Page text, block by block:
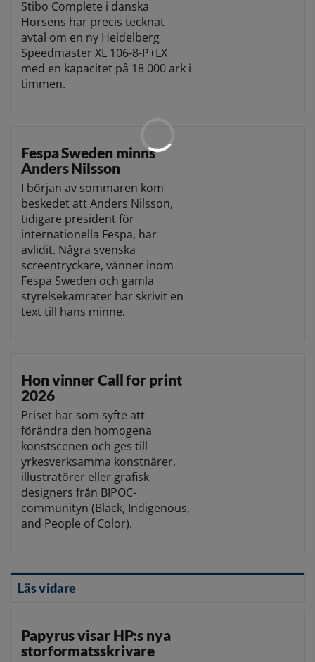
Stibo Complete i danska
Horsens har precis tecknat
avtal om en ny Heidelberg
Speedmaster XL 106-8-P+LX
med en kapacitet på 18 000 ark i
timmen.
Fespa Sweden minns
Anders Nilsson
I början av sommaren kom
beskedet att Anders Nilsson,
tidigare president för
internationella Fespa, har
avlidit. Några svenska
screentryckare, vänner inom
Fespa Sweden och gamla
styrelsekamrater har skrivit en
text till hans minne.
Hon vinner Call for print
2026
Priset har som syfte att
förändra den homogena
konstscenen och ges till
yrkesverksamma konstnärer,
illustratörer eller grafisk
designers från BIPOC-
communityn (Black, Indigenous,
and People of Color).
Läs vidare
Papyrus visar HP:s nya
storformatsskrivare